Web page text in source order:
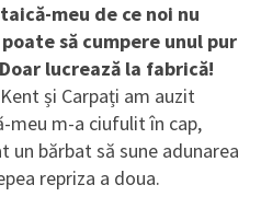
meu de ce noi nu
să cumpere unul pur
lucrează la fabrică!
și Carpați am auzit
meu m-a ciufulit în cap,
un bărbat să sune adunarea
repriza a doua.